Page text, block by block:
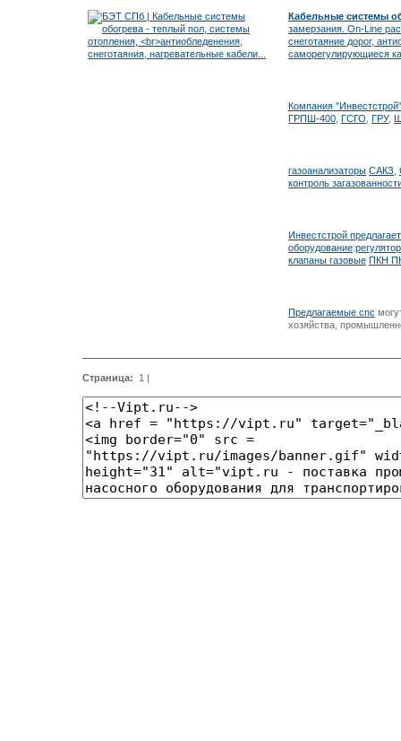
Кабельные системы
замерзания. On-Line
снеготаяние дорог,
саморегулирующиеся
Компания
ГРПШ-400 ГСГО ГРУ,
газоанализаторы САКЗ
контроль
Инвестстрой
оборудование:
клапаны газовые ПКН
Предлагаемые cnc
хозяйства,
Страница: 1 |